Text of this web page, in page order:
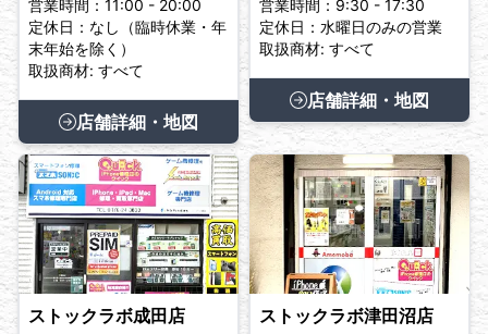
営業時間：11:00 - 20:00
定休日：なし（臨時休業・年
末年始を除く）
取扱商材: すべて
店舗詳細・地図
営業時間：9:30 - 17:30
定休日：水曜日のみの営業
取扱商材: すべて
店舗詳細・地図
ストックラボ成田店
ストックラボ津田沼店